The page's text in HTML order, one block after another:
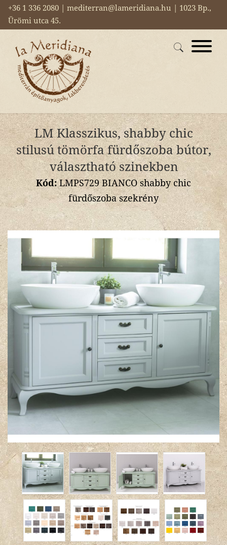
+36 1 336 2080 | mediterran@lameridiana.hu | 1023 Bp.,
Ürömi utca 45.
LM Klasszikus, shabby chic
stilusú tömörfa fürdőszoba bútor,
választható szinekben
Kód:LMPS729 BIANCO shabby chic
fürdőszoba szekrény